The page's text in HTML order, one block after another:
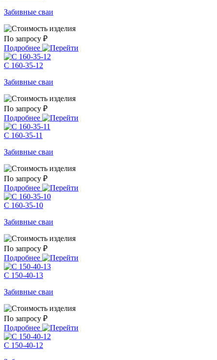
Забивные сваи
По запросу ₽
Подробнее
С 160-35-12
Забивные сваи
По запросу ₽
Подробнее
С 160-35-11
Забивные сваи
По запросу ₽
Подробнее
С 160-35-10
Забивные сваи
По запросу ₽
Подробнее
С 150-40-13
Забивные сваи
По запросу ₽
Подробнее
С 150-40-12